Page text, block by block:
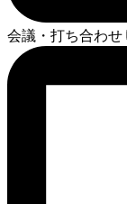
会議・打ち合わせ